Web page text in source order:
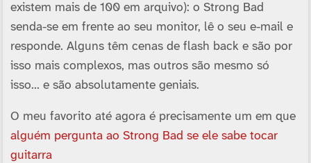
existem mais de 100 em arquivo): o Strong Bad
senda-se em frente ao seu monitor, lê o seu e-mail e
responde. Alguns têm cenas de flash back e são por
isso mais complexos, mas outros são mesmo só
isso… e são absolutamente geniais.
O meu favorito até agora é precisamente um em que
alguém pergunta ao Strong Bad se ele sabe tocar
guitarra